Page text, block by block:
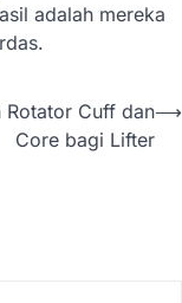
adalah mereka
Rotator Cuff dan
Core bagi Lifter
⟶